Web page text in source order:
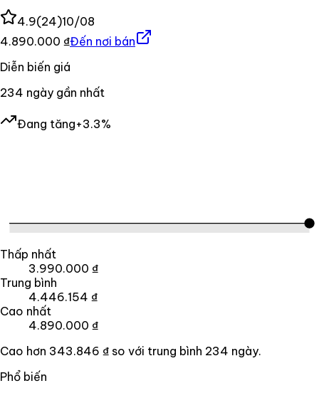
4.9(24)10/08
4.890.000 ₫Đến nơi bán
Diễn biến giá
234 ngày gần nhất
Đang tăng+3.3%
Thấp nhất
3.990.000 ₫
Trung bình
4.446.154 ₫
Cao nhất
4.890.000 ₫
Cao hơn 343.846 ₫ so với trung bình 234 ngày.
Phổ biến